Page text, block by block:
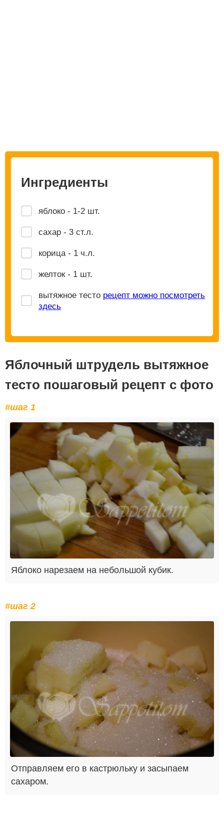
Ингредиенты
яблоко - 1-2 шт.
сахар - 3 ст.л.
корица - 1 ч.л.
желток - 1 шт.
вытяжное тесто рецепт можно посмотреть
здесь
Яблочный штрудель вытяжное
тесто пошаговый рецепт с фото
#шаг 1
Яблоко нарезаем на небольшой кубик.
#шаг 2
Отправляем его в кастрюльку и засыпаем
сахаром.